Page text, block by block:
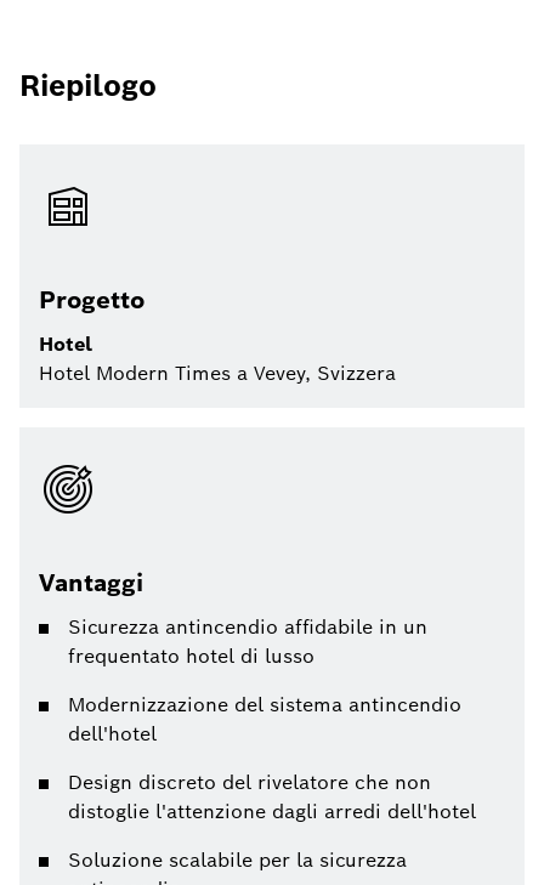
Riepilogo
Progetto
Hotel
Hotel Modern Times a Vevey, Svizzera
Vantaggi
Sicurezza antincendio affidabile in un
frequentato hotel di lusso
Modernizzazione del sistema antincendio
dell'hotel
Design discreto del rivelatore che non
distoglie l'attenzione dagli arredi dell'hotel
Soluzione scalabile per la sicurezza